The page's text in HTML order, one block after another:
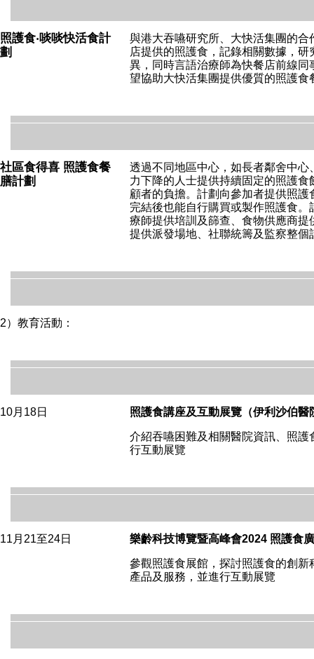
照護食‧啖啖快活食計
劃
與港大吞嚥研究所、大快活集團的
店提供的照護食，記錄相關數據，
異，同時言語治療師為快餐店前線
望協助大快活集團提供優質的照護食
社區食得喜 照護食餐
膳計劃
透過不同地區中心，如長者鄰舍中
力下降的人士提供持續固定的照護
顧者的負擔。計劃向參加者提供照
完結後也能自行購買或製作照護食
療師提供培訓及篩查、食物供應商
提供派發場地、社聯統籌及監察整個
2）教育活動：
10月18日 照護食講座及互動展覽（伊利沙伯醫
介紹吞嚥困難及相關醫院資訊、照
行互動展覽
11月21至24日 樂齡科技博覽暨高峰會2024 照護食
參觀照護食展館，探討照護食的創
產品及服務，並進行互動展覽